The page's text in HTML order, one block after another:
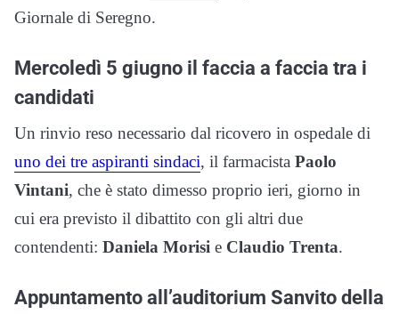
Giornale di Seregno.
Mercoledì 5 giugno il faccia a faccia tra i
candidati
Un rinvio reso necessario dal ricovero in ospedale di
uno dei tre aspiranti sindaci, il farmacista Paolo
Vintani, che è stato dimesso proprio ieri, giorno in
cui era previsto il dibattito con gli altri due
contendenti: Daniela Morisi e Claudio Trenta.
Appuntamento all’auditorium Sanvito della